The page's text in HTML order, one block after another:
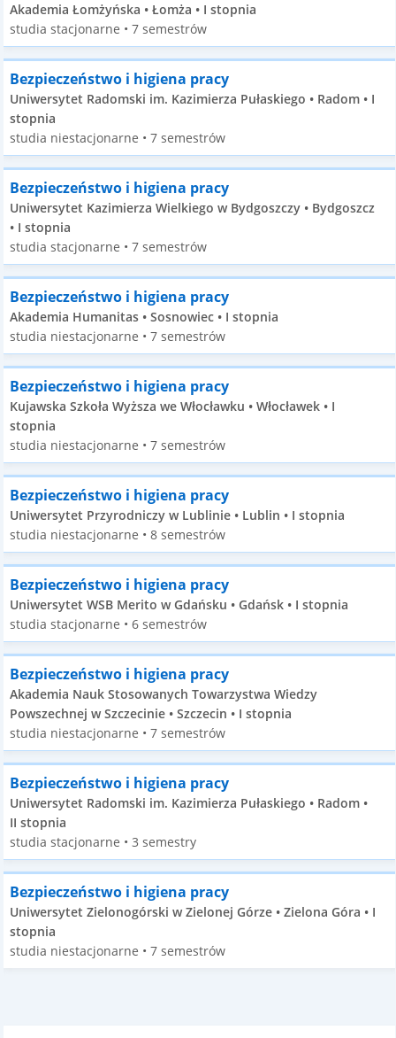
Akademia Łomżyńska • Łomża • I stopnia
studia stacjonarne • 7 semestrów
Bezpieczeństwo i higiena pracy
Uniwersytet Radomski im. Kazimierza Pułaskiego • Radom • I
stopnia
studia niestacjonarne • 7 semestrów
Bezpieczeństwo i higiena pracy
Uniwersytet Kazimierza Wielkiego w Bydgoszczy • Bydgoszcz
• I stopnia
studia stacjonarne • 7 semestrów
Bezpieczeństwo i higiena pracy
Akademia Humanitas • Sosnowiec • I stopnia
studia niestacjonarne • 7 semestrów
Bezpieczeństwo i higiena pracy
Kujawska Szkoła Wyższa we Włocławku • Włocławek • I
stopnia
studia niestacjonarne • 7 semestrów
Bezpieczeństwo i higiena pracy
Uniwersytet Przyrodniczy w Lublinie • Lublin • I stopnia
studia niestacjonarne • 8 semestrów
Bezpieczeństwo i higiena pracy
Uniwersytet WSB Merito w Gdańsku • Gdańsk • I stopnia
studia stacjonarne • 6 semestrów
Bezpieczeństwo i higiena pracy
Akademia Nauk Stosowanych Towarzystwa Wiedzy
Powszechnej w Szczecinie • Szczecin • I stopnia
studia niestacjonarne • 7 semestrów
Bezpieczeństwo i higiena pracy
Uniwersytet Radomski im. Kazimierza Pułaskiego • Radom •
II stopnia
studia stacjonarne • 3 semestry
Bezpieczeństwo i higiena pracy
Uniwersytet Zielonogórski w Zielonej Górze • Zielona Góra • I
stopnia
studia niestacjonarne • 7 semestrów